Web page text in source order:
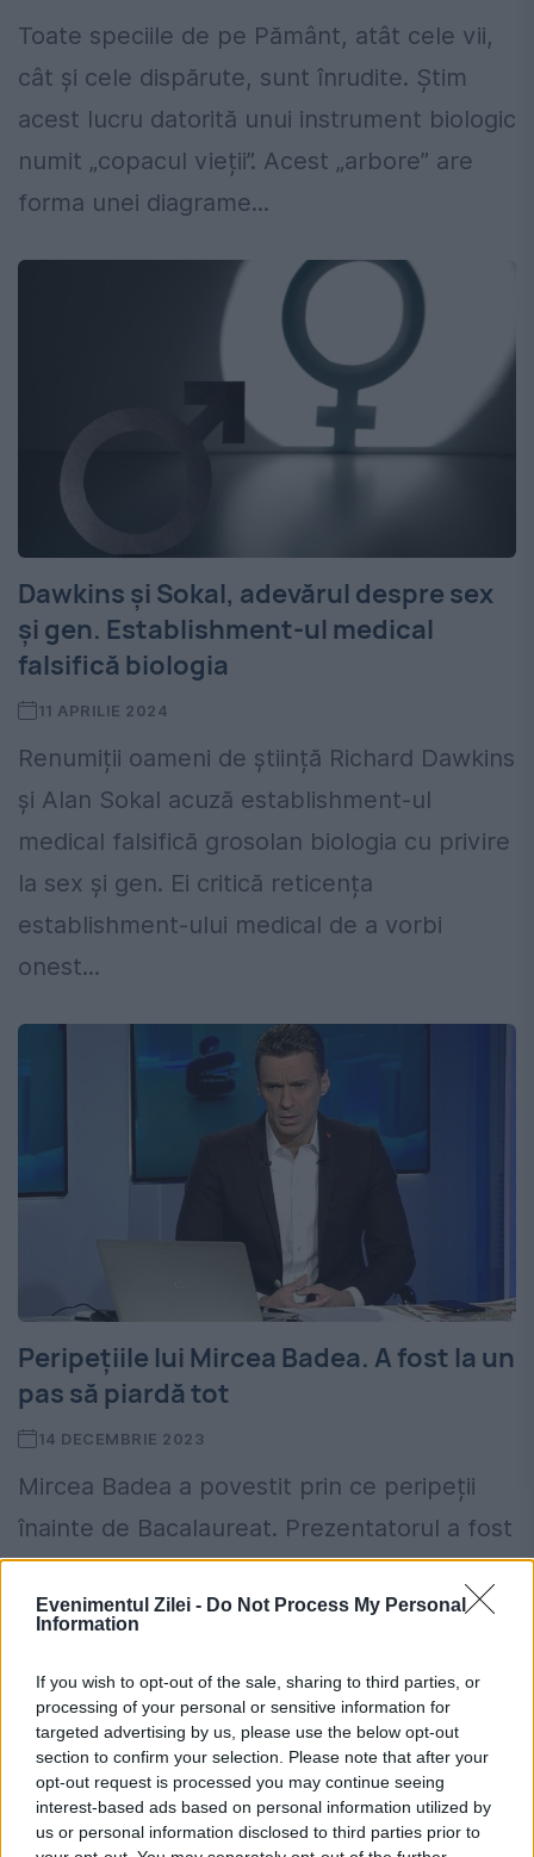
Evenimentul Zilei - Do Not Process My Personal
Information
If you wish to opt-out of the sale, sharing to third parties, or
processing of your personal or sensitive information for
targeted advertising by us, please use the below opt-out
section to confirm your selection. Please note that after your
opt-out request is processed you may continue seeing
interest-based ads based on personal information utilized by
us or personal information disclosed to third parties prior to
Toate speciile de pe Pământ, atât cele vii,
cât și cele dispărute, sunt înrudite. Știm
acest lucru datorită unui instrument biologic
numit „copacul vieții”. Acest „arbore” are
forma unei diagrame...
Dawkins și Sokal, adevărul despre sex
și gen. Establishment-ul medical
falsifică biologia
11 APRILIE 2024
Renumiții oameni de știință Richard Dawkins
și Alan Sokal acuză establishment-ul
medical falsifică grosolan biologia cu privire
la sex și gen. Ei critică reticența
establishment-ului medical de a vorbi
onest...
Peripețiile lui Mircea Badea. A fost la un
pas să piardă tot
14 DECEMBRIE 2023
Mircea Badea a povestit prin ce peripeții
înainte de Bacalaureat. Prezentatorul a fost
la un pas să nu fie băgat în examen și să
rămână cu media neîncheiată. Mircea
Aplicația care îți aduce pe telefon un